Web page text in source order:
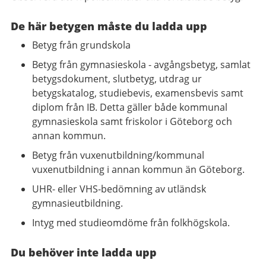
De här betygen måste du ladda upp
Betyg från grundskola
Betyg från gymnasieskola - avgångsbetyg, samlat
betygsdokument, slutbetyg, utdrag ur
betygskatalog, studiebevis, examensbevis samt
diplom från IB. Detta gäller både kommunal
gymnasieskola samt friskolor i Göteborg och
annan kommun.
Betyg från vuxenutbildning/kommunal
vuxenutbildning i annan kommun än Göteborg.
UHR- eller VHS-bedömning av utländsk
gymnasieutbildning.
Intyg med studieomdöme från folkhögskola.
Du behöver inte ladda upp